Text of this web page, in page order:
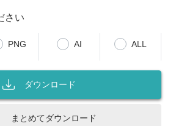
さい
PNG AI ALL
ダウンロード
まとめてダウンロード